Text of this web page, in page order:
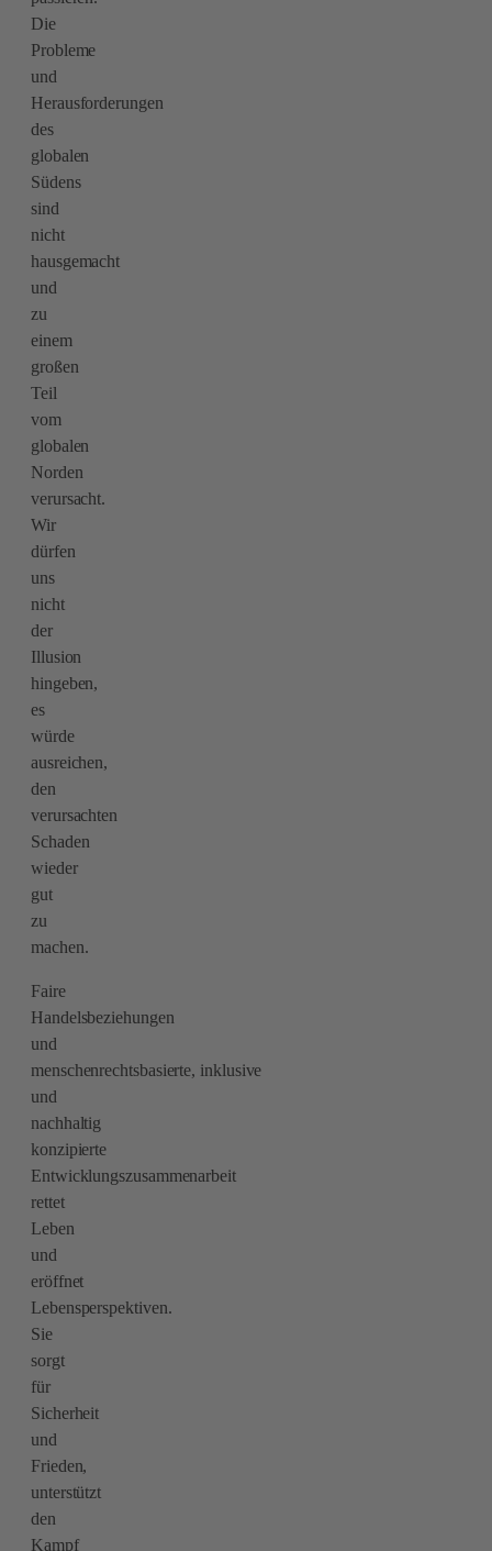
Die
Probleme
und
Herausforderungen
des
globalen
Südens
sind
nicht
hausgemacht
und
zu
einem
großen
Teil
vom
globalen
Norden
verursacht.
Wir
dürfen
uns
nicht
der
Illusion
hingeben,
es
würde
ausreichen,
den
verursachten
Schaden
wieder
gut
zu
machen.
Faire
Handelsbeziehungen
und
menschenrechtsbasierte, inklusive
und
nachhaltig
konzipierte
Entwicklungszusammenarbeit
rettet
Leben
und
eröffnet
Lebensperspektiven.
Sie
sorgt
für
Sicherheit
und
Frieden,
unterstützt
den
Kampf